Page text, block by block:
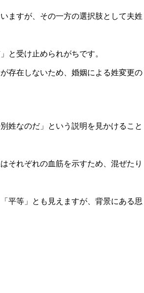
ますが、その一方の選択肢として夫姓
と受け止められがちです。
存在しないため、婚姻による姓変更の
姓なのだ」という説明を見かけること
それぞれの血筋を示すため、混ぜたり
平等」とも見えますが、背景にある思